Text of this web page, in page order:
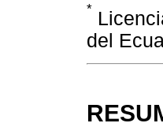
*
del